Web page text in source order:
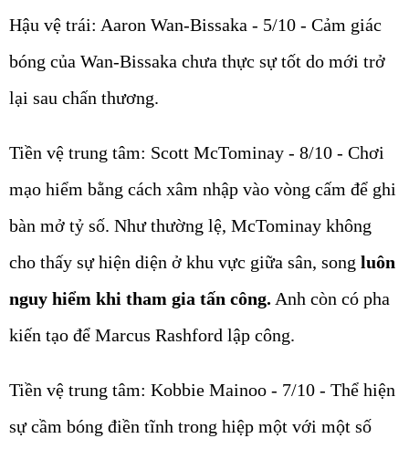
Hậu vệ trái: Aaron Wan-Bissaka - 5/10 - Cảm giác
bóng của Wan-Bissaka chưa thực sự tốt do mới trở
lại sau chấn thương.
Tiền vệ trung tâm: Scott McTominay - 8/10 - Chơi
mạo hiểm bằng cách xâm nhập vào vòng cấm để ghi
bàn mở tỷ số. Như thường lệ, McTominay không
cho thấy sự hiện diện ở khu vực giữa sân, song luôn
nguy hiểm khi tham gia tấn công. Anh còn có pha
kiến tạo để Marcus Rashford lập công.
Tiền vệ trung tâm: Kobbie Mainoo - 7/10 - Thể hiện
sự cầm bóng điền tĩnh trong hiệp một với một số